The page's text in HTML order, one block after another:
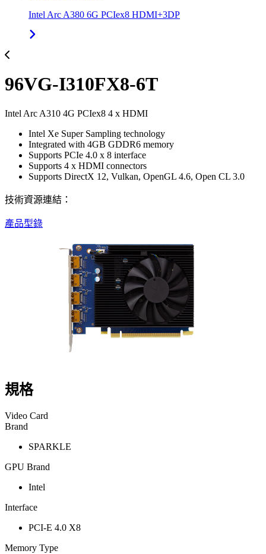
Intel Arc A380 6G PCIex8 HDMI+3DP
96VG-I310FX8-6T
Intel Arc A310 4G PCIex8 4 x HDMI
Intel Xe Super Sampling technology
Integrated with 4GB GDDR6 memory
Supports PCIe 4.0 x 8 interface
Supports 4 x HDMI connectors
Supports DirectX 12, Vulkan, OpenGL 4.6, Open CL 3.0
技術資源連結：
產品型錄
規格
Video Card
Brand
SPARKLE
GPU Brand
Intel
Interface
PCI-E 4.0 X8
Memory Type